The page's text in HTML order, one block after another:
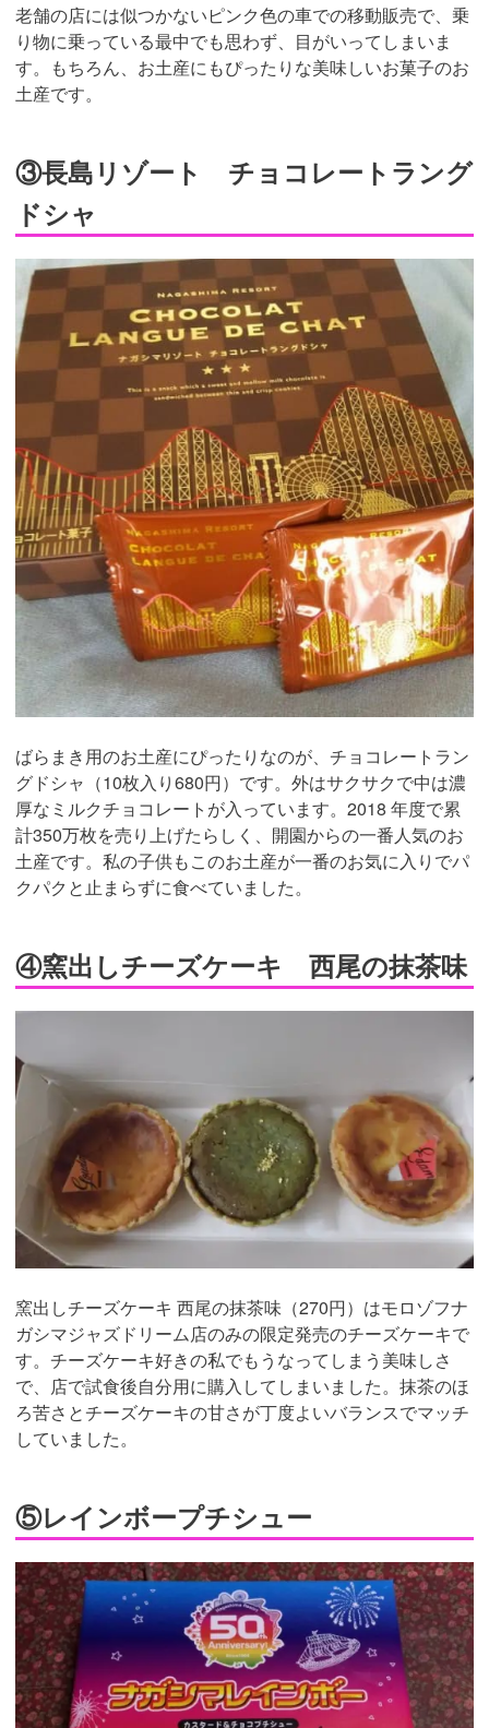
老舗の店には似つかないピンク色の車での移動販売で、乗
り物に乗っている最中でも思わず、目がいってしまいま
す。もちろん、お土産にもぴったりな美味しいお菓子のお
土産です。
③長島リゾート チョコレートラング
ドシャ
ばらまき用のお土産にぴったりなのが、チョコレートラン
グドシャ（10枚入り680円）です。外はサクサクで中は濃
厚なミルクチョコレートが入っています。2018 年度で累
計350万枚を売り上げたらしく、開園からの一番人気のお
土産です。私の子供もこのお土産が一番のお気に入りでパ
クパクと止まらずに食べていました。
④窯出しチーズケーキ 西尾の抹茶味
窯出しチーズケーキ 西尾の抹茶味（270円）はモロゾフナ
ガシマジャズドリーム店のみの限定発売のチーズケーキで
す。チーズケーキ好きの私でもうなってしまう美味しさ
で、店で試食後自分用に購入してしまいました。抹茶のほ
ろ苦さとチーズケーキの甘さが丁度よいバランスでマッチ
していました。
⑤レインボープチシュー